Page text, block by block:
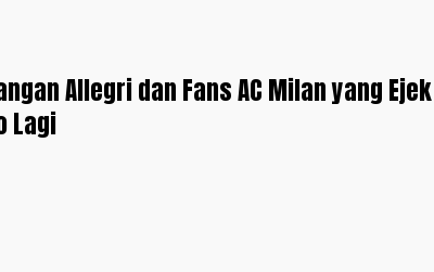
Allegri dan Fans AC Milan yang Ejek
Lagi